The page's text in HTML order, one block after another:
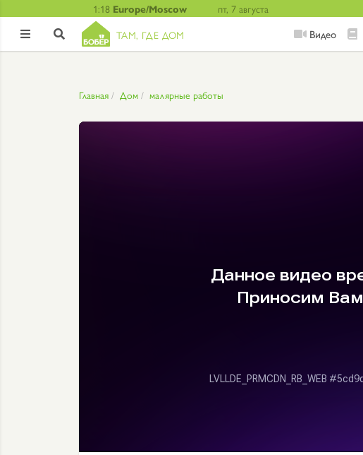
1:18 Europe/Moscow пт, 7 августа
  ТАМ, ГДЕ ДОМ Видео
Главная Дом малярные работы